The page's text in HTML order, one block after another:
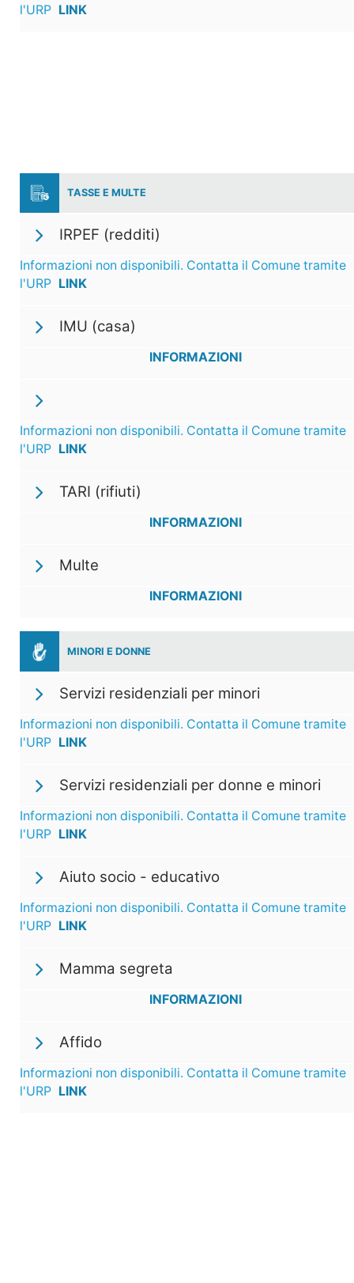
l'URP LINK
TASSE E MULTE
IRPEF (redditi)
Informazioni non disponibili. Contatta il Comune tramite
l'URP LINK
IMU (casa)
INFORMAZIONI
Informazioni non disponibili. Contatta il Comune tramite
l'URP LINK
TARI (rifiuti)
INFORMAZIONI
Multe
INFORMAZIONI
MINORI E DONNE
Servizi residenziali per minori
Informazioni non disponibili. Contatta il Comune tramite
l'URP LINK
Servizi residenziali per donne e minori
Informazioni non disponibili. Contatta il Comune tramite
l'URP LINK
Aiuto socio - educativo
Informazioni non disponibili. Contatta il Comune tramite
l'URP LINK
Mamma segreta
INFORMAZIONI
Affido
Informazioni non disponibili. Contatta il Comune tramite
l'URP LINK